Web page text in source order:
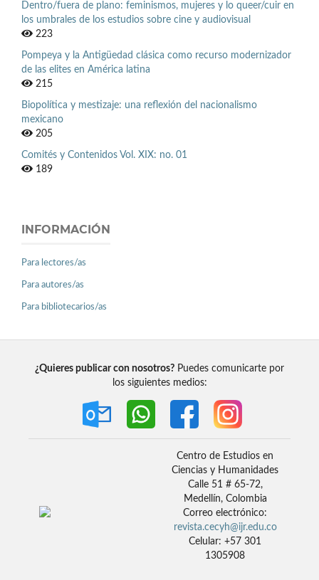
Dentro/fuera de plano: feminismos, mujeres y lo queer/cuir en
los umbrales de los estudios sobre cine y audiovisual
223
Pompeya y la Antigüedad clásica como recurso modernizador
de las elites en América latina
215
Biopolítica y mestizaje: una reflexión del nacionalismo
mexicano
205
Comités y Contenidos Vol. XIX: no. 01
189
INFORMACIÓN
Para lectores/as
Para autores/as
Para bibliotecarios/as
¿Quieres publicar con nosotros? Puedes comunicarte por
los siguientes medios:
Centro de Estudios en
Ciencias y Humanidades
Calle 51 # 65-72,
Medellín, Colombia
Correo electrónico:
revista.cecyh@ijr.edu.co
Celular: +57 301
1305908